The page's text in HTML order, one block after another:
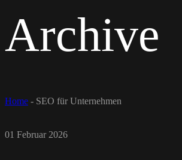
Archive
Home - SEO für Unternehmen
01 Februar 2026